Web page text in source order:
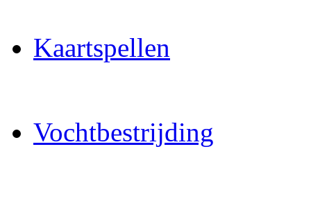
Kaartspellen
Vochtbestrijding